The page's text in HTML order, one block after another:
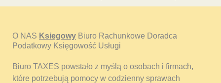
O NAS Księgowy Biuro Rachunkowe Doradca
Podatkowy Księgowość Usługi
Biuro TAXES powstało z myślą o osobach i firmach,
które potrzebują pomocy w codzienny sprawach